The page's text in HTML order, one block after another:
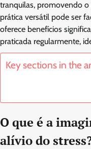
tranquilas, promovendo
prática versátil pode ser
oferece benefícios
praticada regularmente,
Key sections in the
O que é a
alívio do